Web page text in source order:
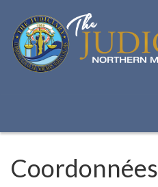
Content
Coordonnées